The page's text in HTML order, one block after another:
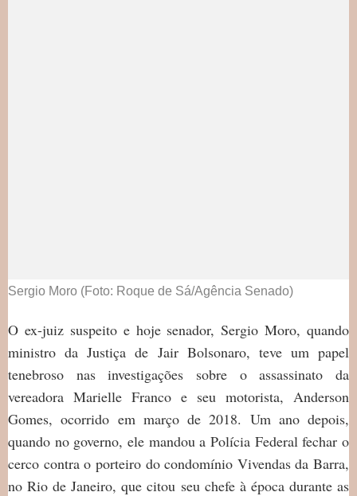
Sergio Moro (Foto: Roque de Sá/Agência Senado)
O ex-juiz suspeito e hoje senador, Sergio Moro, quando
ministro da Justiça de Jair Bolsonaro, teve um papel
tenebroso nas investigações sobre o assassinato da
vereadora Marielle Franco e seu motorista, Anderson
Gomes, ocorrido em março de 2018. Um ano depois,
quando no governo, ele mandou a Polícia Federal fechar o
cerco contra o porteiro do condomínio Vivendas da Barra,
no Rio de Janeiro, que citou seu chefe à época durante as